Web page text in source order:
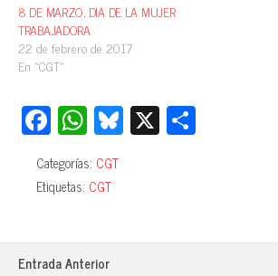
8 DE MARZO, DIA DE LA MUJER
TRABAJADORA
22 de febrero de 2017
En «CGT»
Fa
ce
bo
ok
W
ha
ts
A
pp
Bl
ue
X
rti
Categorías: CGT
Etiquetas: CGT
Entrada Anterior